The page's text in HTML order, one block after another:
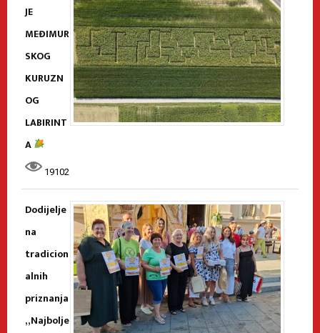
JE
MEĐIMUR
SKOG
KURUZN
OG
LABIRINT
A
19102
Dodijelje
na
tradicion
alnih
priznanja
„Najbolje